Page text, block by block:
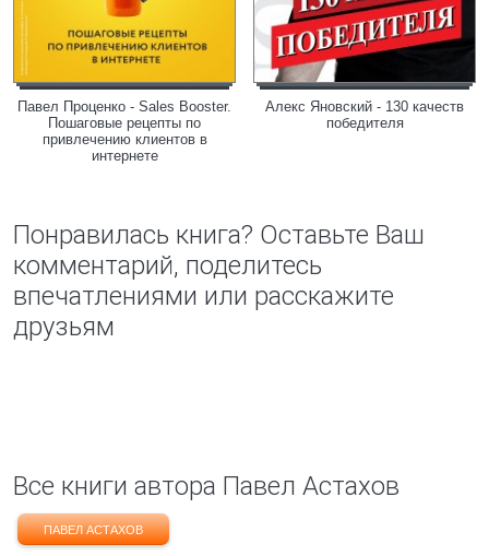
Павел Проценко - Sales Booster.
Пошаговые рецепты по
привлечению клиентов в
интернете
Алекс Яновский - 130 качеств
победителя
Понравилась книга? Оставьте Ваш
комментарий, поделитесь
впечатлениями или расскажите
друзьям
Все книги автора Павел Астахов
ПАВЕЛ АСТАХОВ